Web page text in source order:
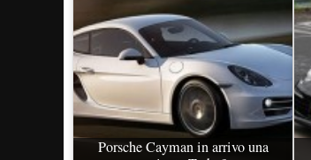
Porsche Cayman in arrivo una